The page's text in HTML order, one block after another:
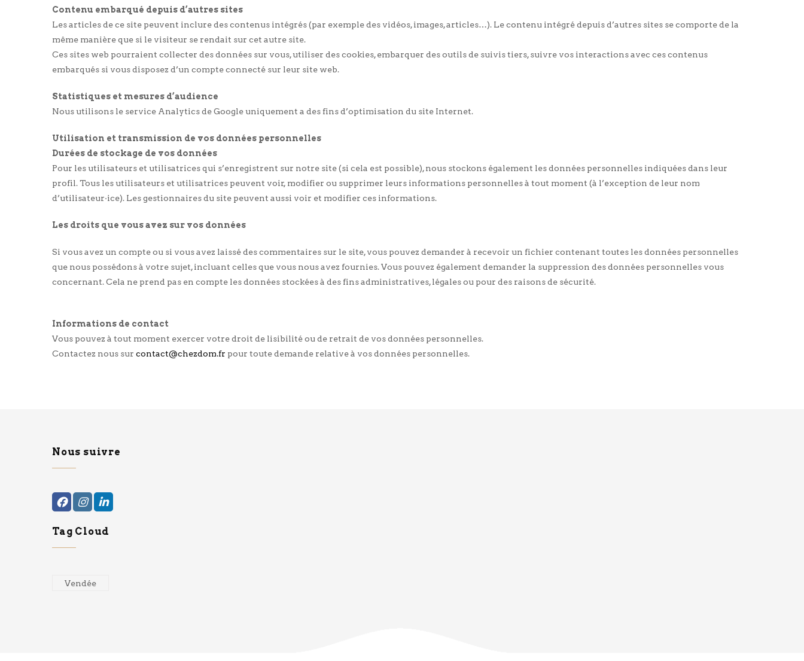
Contenu embarqué depuis d’autres sites
Les articles de ce site peuvent inclure des contenus intégrés (par exemple des vidéos, images, articles…). Le contenu intégré depuis d’autres sites se comporte de la
même manière que si le visiteur se rendait sur cet autre site.
Ces sites web pourraient collecter des données sur vous, utiliser des cookies, embarquer des outils de suivis tiers, suivre vos interactions avec ces contenus
embarqués si vous disposez d’un compte connecté sur leur site web.
Statistiques et mesures d’audience
Nous utilisons le service Analytics de Google uniquement a des fins d’optimisation du site Internet.
Utilisation et transmission de vos données personnelles
Durées de stockage de vos données
Pour les utilisateurs et utilisatrices qui s’enregistrent sur notre site (si cela est possible), nous stockons également les données personnelles indiquées dans leur
profil. Tous les utilisateurs et utilisatrices peuvent voir, modifier ou supprimer leurs informations personnelles à tout moment (à l’exception de leur nom
d’utilisateur·ice). Les gestionnaires du site peuvent aussi voir et modifier ces informations.
Les droits que vous avez sur vos données
Si vous avez un compte ou si vous avez laissé des commentaires sur le site, vous pouvez demander à recevoir un fichier contenant toutes les données personnelles
que nous possédons à votre sujet, incluant celles que vous nous avez fournies. Vous pouvez également demander la suppression des données personnelles vous
concernant. Cela ne prend pas en compte les données stockées à des fins administratives, légales ou pour des raisons de sécurité.
Informations de contact
Vous pouvez à tout moment exercer votre droit de lisibilité ou de retrait de vos données personnelles.
Contactez nous sur contact@chezdom.fr pour toute demande relative à vos données personnelles.
Nous suivre
Tag Cloud
Vendée